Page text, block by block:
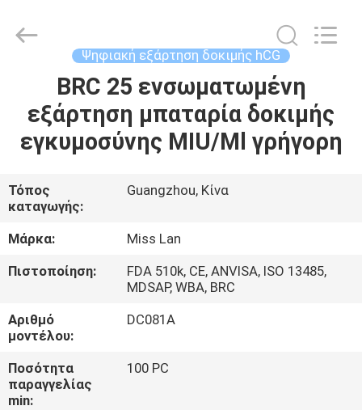
ΠΡΟΪΌΝΤΑ
ΠΕΡΊΠΟΥ
ΕΜΕΊΣ
ΓΎΡΟΣ
ΕΡΓΟΣΤΑΣΊΩΝ
ΠΟΙΟΤΙΚΌΣ
ΈΛΕΓΧΟΣ
προμηθευτής.
Copyright
Biotechnology
Rights
Ψηφιακή εξάρτηση δοκιμής hCG
BRC 25 ενσωματωμένη
εξάρτηση μπαταρία δοκιμής
εγκυμοσύνης MIU/Ml γρήγορη
Τόπος
καταγωγής:
Guangzhou, Κίνα
Μάρκα:
Miss Lan
Πιστοποίηση:
FDA 510k, CE, ANVISA, ISO 13485,
MDSAP, WBA, BRC
Αριθμό
μοντέλου:
DC081A
Ποσότητα
παραγγελίας
min:
100 PC